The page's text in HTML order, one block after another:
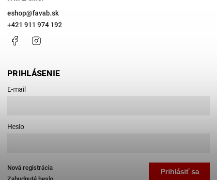
eshop@favab.sk
+421 911 974 192
Facebook
PRIHLÁSENIE
E-mail
Heslo
Prihlásiť sa
Nová registrácia